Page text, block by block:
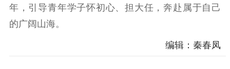
年，引导青年学子怀初心、担大任，奔赴属于自己
的广阔山海。
编辑：秦春凤